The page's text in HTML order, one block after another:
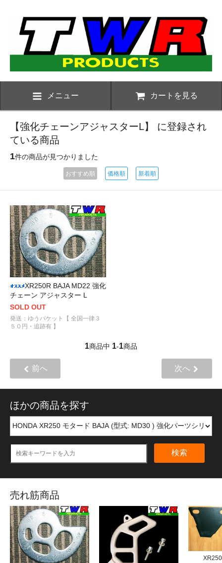
メニュー カートを見る
【強化チェーンアジャスターL】 に登録され
ている商品
1件の商品が見つかりました
おすすめ順 価格順 新着順
XR250R BAJA MD22 強化
チェーン アジャスター L
SOLD OUT
発送：ゆうパケット【 全国一律３
５０円・追跡有 】
1商品中 1-1商品
前へ 次へ
ほかの商品を探す
検索
売れ筋商品